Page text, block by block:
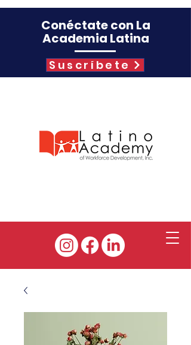
Conéctate con La
Academia Latina
Suscríbete